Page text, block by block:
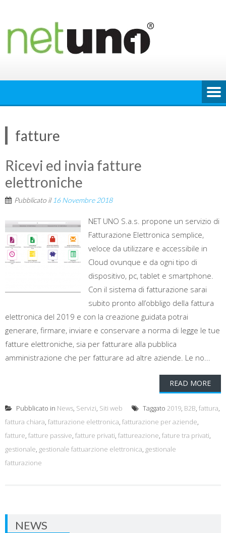
content
fatture
Ricevi ed invia fatture
elettroniche
Pubblicato il 16 Novembre 2018
NET UNO S.a.s. propone un servizio di
Fatturazione Elettronica semplice,
veloce da utilizzare e accessibile in
Cloud ovunque e da ogni tipo di
dispositivo, pc, tablet e smartphone.
Con il sistema di fatturazione sarai
subito pronto all’obbligo della fattura
elettronica del 2019 e con la creazione guidata potrai
generare, firmare, inviare e conservare a norma di legge le tue
fatture elettroniche, sia per fatturare alla pubblica
amministrazione che per fatturare ad altre aziende. Le no...
READ MORE
Pubblicato in News, Servizi, Siti web Taggato 2019, B2B, fattura,
fattura chiara, fatturazione elettronica, fatturazione per aziende,
fatture, fatture passive, fatture privati, fattureazione, fature tra privati,
gestionale, gestionale fattuarzione elettronica, gestionale
fatturazione
NEWS